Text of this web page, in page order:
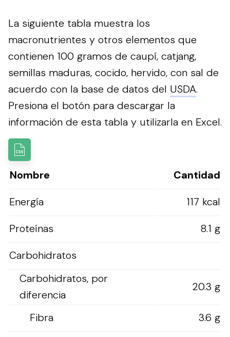
La siguiente tabla muestra los
macronutrientes y otros elementos que
contienen 100 gramos de caupí, catjang,
semillas maduras, cocido, hervido, con sal de
acuerdo con la base de datos del USDA.
Presiona el botón para descargar la
información de esta tabla y utilizarla en Excel.
Nombre
Cantidad
Energía
117 kcal
Proteínas
8.1 g
Carbohidratos
Carbohidratos, por
diferencia
20.3 g
Fibra
3.6 g